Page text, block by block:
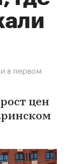
в первом
цен